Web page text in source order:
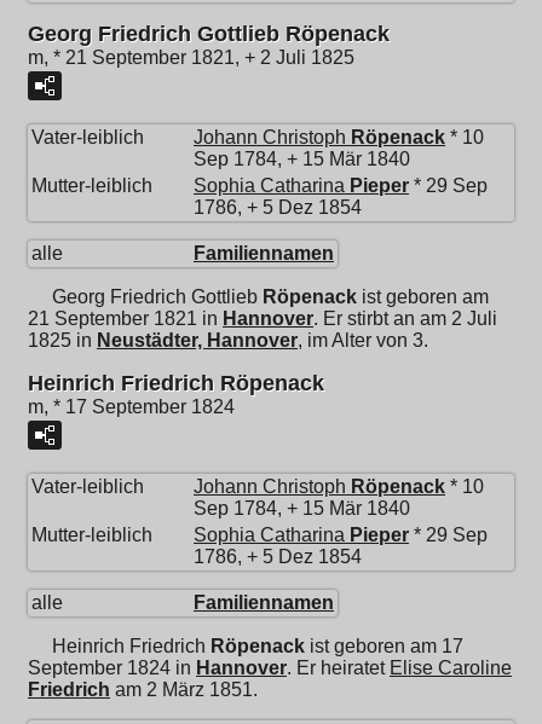
Georg Friedrich Gottlieb Röpenack
m, * 21 September 1821, + 2 Juli 1825
Vater-leiblich Johann Christoph Röpenack * 10
Sep 1784, + 15 Mär 1840
Mutter-leiblich
Sophia Catharina Pieper * 29 Sep
1786, + 5 Dez 1854
alle Familiennamen
Georg Friedrich Gottlieb Röpenack ist geboren am
21 September 1821 in Hannover. Er stirbt an am 2 Juli
1825 in Neustädter, Hannover, im Alter von 3.
Heinrich Friedrich Röpenack
m, * 17 September 1824
Vater-leiblich Johann Christoph Röpenack * 10
Sep 1784, + 15 Mär 1840
Mutter-leiblich
Sophia Catharina Pieper * 29 Sep
1786, + 5 Dez 1854
alle Familiennamen
Heinrich Friedrich Röpenack ist geboren am 17
September 1824 in Hannover. Er heiratet Elise Caroline
Friedrich am 2 März 1851.